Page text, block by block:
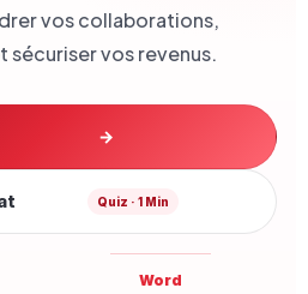
vos collaborations,
vos revenus.
→
Quiz · 1 Min
Word